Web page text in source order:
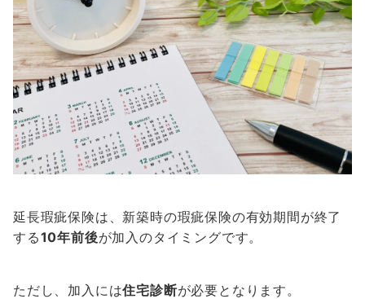
延長瑕疵保険は、新築時の瑕疵保険の有効期間が終了
する10年前後が加入のタイミングです。
ただし、加入には住宅診断が必要となります。